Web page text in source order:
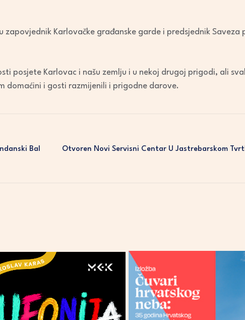
Karlovačke građanske garde i predsjednik Saveza
posjete Karlovac i našu zemlju i u nekoj drugoj prigodi, ali
domaćini i gosti razmijenili i prigodne darove.
Bal
Otvoren Novi Servisni Centar U Jastrebarskom